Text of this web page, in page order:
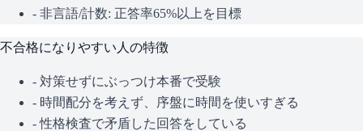
- 非言語/計数: 正答率65%以上を目標
不合格になりやすい人の特徴
- 対策せずにぶっつけ本番で受験
- 時間配分を考えず、序盤に時間を使いすぎる
- 性格検査で矛盾した回答をしている